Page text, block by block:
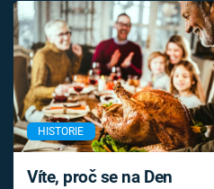
HISTORIE
Víte, proč se na Den